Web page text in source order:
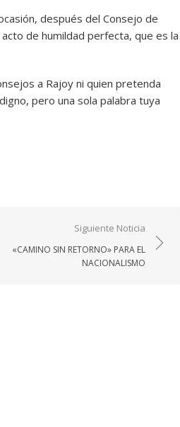
después del Consejo de
de humildad perfecta, que es la
a Rajoy ni quien pretenda
pero una sola palabra tuya
Siguiente Noticia
«CAMINO SIN RETORNO» PARA EL
NACIONALISMO